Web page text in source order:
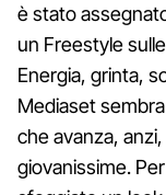
è stato
un Freestyle
Energia, grinta,
Mediaset
che avanza,
giovanissime.